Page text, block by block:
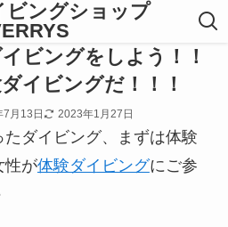
ビングショップ
ビングをしよう！！
イビングだ！！！
月13日 2023年1月27日
ダイビング、まずは体験
性が体験ダイビングにご参